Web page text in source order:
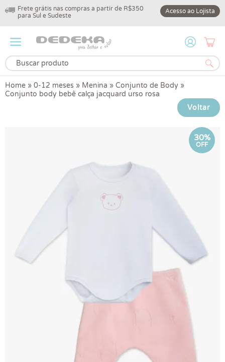
Frete grátis nas compras a partir de R$350
para Sul e Sudeste
10% off na
DEDEKA10
Acesso ao Lojista
Home » 0-12 meses » Menina » Conjunto de Body »
Conjunto body bebê calça jacquard urso rosa
Voltar
30%
OFF